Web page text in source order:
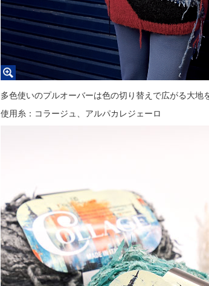
多色使いのプルオーバーは色の切り替えで広がる大地
使用糸：コラージュ、アルパカレジェーロ